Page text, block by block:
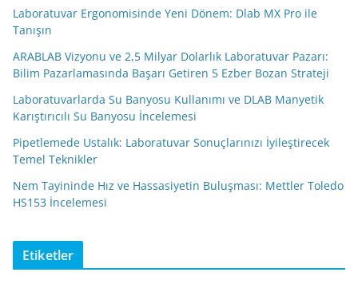
Laboratuvar Ergonomisinde Yeni Dönem: Dlab MX Pro ile
Tanışın
ARABLAB Vizyonu ve 2,5 Milyar Dolarlık Laboratuvar Pazarı:
Bilim Pazarlamasında Başarı Getiren 5 Ezber Bozan Strateji
Laboratuvarlarda Su Banyosu Kullanımı ve DLAB Manyetik
Karıştırıcılı Su Banyosu İncelemesi
Pipetlemede Ustalık: Laboratuvar Sonuçlarınızı İyileştirecek
Temel Teknikler
Nem Tayininde Hız ve Hassasiyetin Buluşması: Mettler Toledo
HS153 İncelemesi
Etiketler